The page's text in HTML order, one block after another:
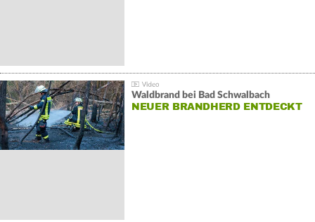
Waldbrand bei Bad Schwalbach
NEUER BRANDHERD ENTDECKT